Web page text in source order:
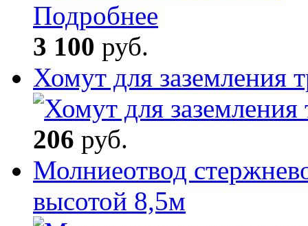
Подробнее
3 100 руб.
Хомут для заземления
206 руб.
Молниеотвод
высотой 8,5м